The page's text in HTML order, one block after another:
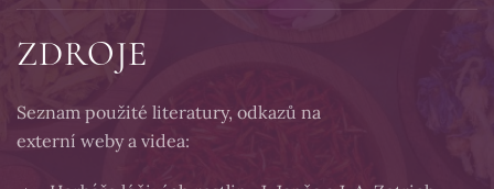
ZDROJE
Seznam použité literatury, odkazů na
externí weby a videa: